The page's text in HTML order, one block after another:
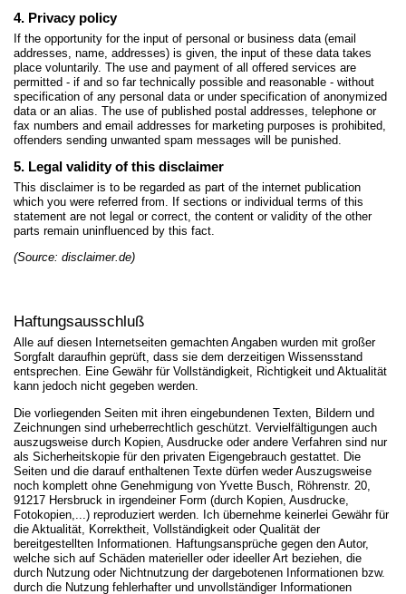
4. Privacy policy
If the opportunity for the input of personal or business data (email
addresses, name, addresses) is given, the input of these data takes
place voluntarily. The use and payment of all offered services are
permitted - if and so far technically possible and reasonable - without
specification of any personal data or under specification of anonymized
data or an alias. The use of published postal addresses, telephone or
fax numbers and email addresses for marketing purposes is prohibited,
offenders sending unwanted spam messages will be punished.
5. Legal validity of this disclaimer
This disclaimer is to be regarded as part of the internet publication
which you were referred from. If sections or individual terms of this
statement are not legal or correct, the content or validity of the other
parts remain uninfluenced by this fact.
(Source: disclaimer.de)
Haftungsausschluß
Alle auf diesen Internetseiten gemachten Angaben wurden mit großer
Sorgfalt daraufhin geprüft, dass sie dem derzeitigen Wissensstand
entsprechen. Eine Gewähr für Vollständigkeit, Richtigkeit und Aktualität
kann jedoch nicht gegeben werden.
Die vorliegenden Seiten mit ihren eingebundenen Texten, Bildern und
Zeichnungen sind urheberrechtlich geschützt. Vervielfältigungen auch
auszugsweise durch Kopien, Ausdrucke oder andere Verfahren sind nur
als Sicherheitskopie für den privaten Eigengebrauch gestattet. Die
Seiten und die darauf enthaltenen Texte dürfen weder Auszugsweise
noch komplett ohne Genehmigung von Yvette Busch, Röhrenstr. 20,
91217 Hersbruck in irgendeiner Form (durch Kopien, Ausdrucke,
Fotokopien,...) reproduziert werden. Ich übernehme keinerlei Gewähr für
die Aktualität, Korrektheit, Vollständigkeit oder Qualität der
bereitgestellten Informationen. Haftungsansprüche gegen den Autor,
welche sich auf Schäden materieller oder ideeller Art beziehen, die
durch Nutzung oder Nichtnutzung der dargebotenen Informationen bzw.
durch die Nutzung fehlerhafter und unvollständiger Informationen